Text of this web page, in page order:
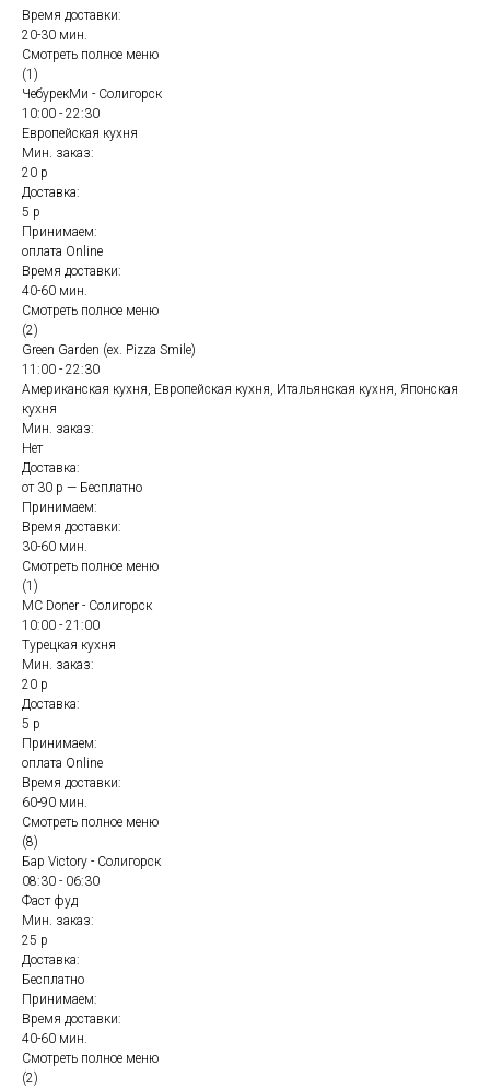
Время доставки:
20-30 мин.
Смотреть полное меню
(1)
ЧебурекМи - Солигорск
10:00 - 22:30
Европейская кухня
Мин. заказ:
20 р
Доставка:
5 р
Принимаем:
оплата Online
Время доставки:
40-60 мин.
Смотреть полное меню
(2)
Green Garden (ex. Pizza Smile)
11:00 - 22:30
Американская кухня, Европейская кухня, Итальянская кухня, Японская
кухня
Мин. заказ:
Нет
Доставка:
от 30 р — Бесплатно
Принимаем:
Время доставки:
30-60 мин.
Смотреть полное меню
(1)
MC Doner - Солигорск
10:00 - 21:00
Турецкая кухня
Мин. заказ:
20 р
Доставка:
5 р
Принимаем:
оплата Online
Время доставки:
60-90 мин.
Смотреть полное меню
(8)
Бар Victory - Солигорск
08:30 - 06:30
Фаст фуд
Мин. заказ:
25 р
Доставка:
Бесплатно
Принимаем:
Время доставки:
40-60 мин.
Смотреть полное меню
(2)